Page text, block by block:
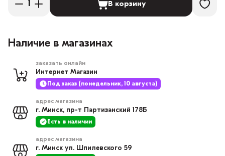
В корзину
Наличие в магазинах
заказать онлайн
Интернет Магазин
Под заказ (понедельник, 10 августа)
адрес магазина
г. Минск, пр-т Партизанский 178Б
Есть в наличии
адрес магазина
г. Минск ул. Шпилевского 59